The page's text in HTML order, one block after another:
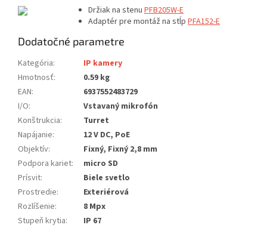
Držiak na stenu PFB205W-E
Adaptér pre montáž na stĺp PFA152-E
Dodatočné parametre
Kategória:
IP kamery
Hmotnosť:
0.59 kg
EAN:
6937552483729
I/O:
Vstavaný mikrofón
Konštrukcia:
Turret
Napájanie:
12 V DC, PoE
Objektív:
Fixný, Fixný 2,8 mm
Podpora kariet:
micro SD
Prísvit:
Biele svetlo
Prostredie:
Exteriérová
Rozlíšenie:
8 Mpx
Stupeň krytia:
IP 67